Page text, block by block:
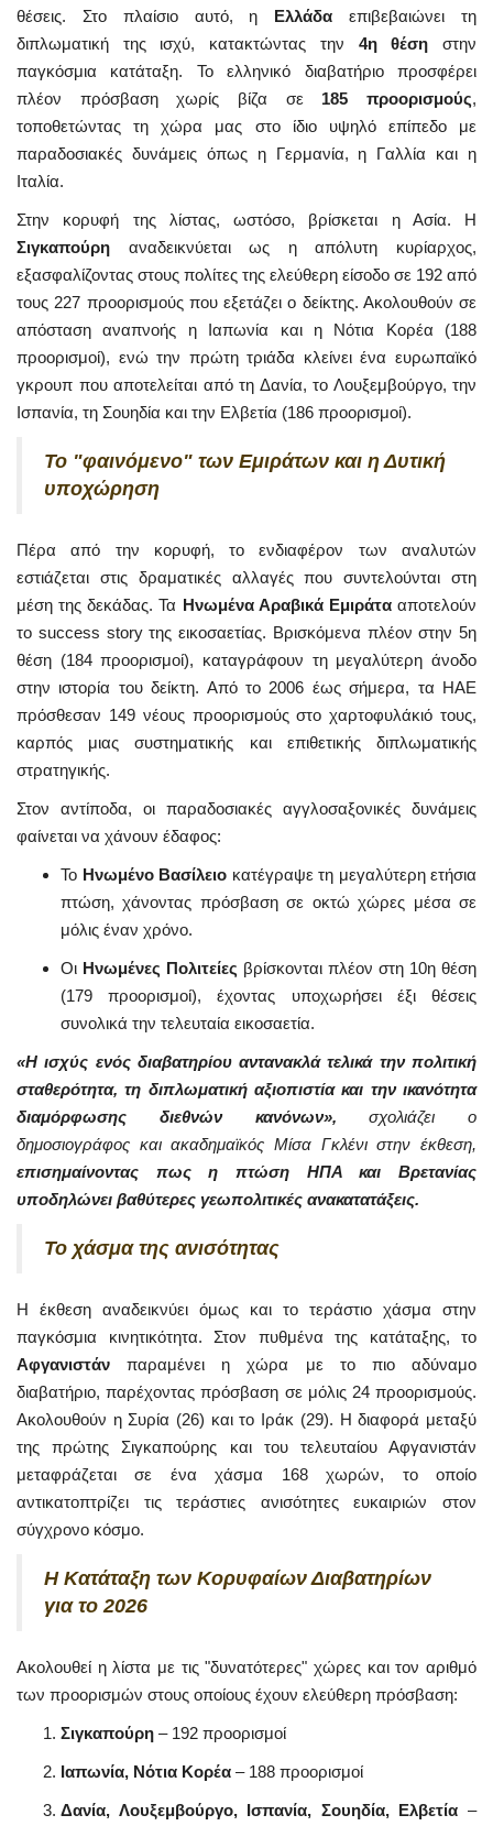
θέσεις. Στο πλαίσιο αυτό, η Ελλάδα επιβεβαιώνει τη
διπλωματική της ισχύ, κατακτώντας την 4η θέση στην
παγκόσμια κατάταξη. Το ελληνικό διαβατήριο προσφέρει
πλέον πρόσβαση χωρίς βίζα σε 185 προορισμούς,
τοποθετώντας τη χώρα μας στο ίδιο υψηλό επίπεδο με
παραδοσιακές δυνάμεις όπως η Γερμανία, η Γαλλία και η
Ιταλία.
Στην κορυφή της λίστας, ωστόσο, βρίσκεται η Ασία. Η
Σιγκαπούρη αναδεικνύεται ως η απόλυτη κυρίαρχος,
εξασφαλίζοντας στους πολίτες της ελεύθερη είσοδο σε 192 από
τους 227 προορισμούς που εξετάζει ο δείκτης. Ακολουθούν σε
απόσταση αναπνοής η Ιαπωνία και η Νότια Κορέα (188
προορισμοί), ενώ την πρώτη τριάδα κλείνει ένα ευρωπαϊκό
γκρουπ που αποτελείται από τη Δανία, το Λουξεμβούργο, την
Ισπανία, τη Σουηδία και την Ελβετία (186 προορισμοί).
Το "φαινόμενο" των Εμιράτων και η Δυτική
υποχώρηση
Πέρα από την κορυφή, το ενδιαφέρον των αναλυτών
εστιάζεται στις δραματικές αλλαγές που συντελούνται στη
μέση της δεκάδας. Τα Ηνωμένα Αραβικά Εμιράτααποτελούν
το success story της εικοσαετίας. Βρισκόμενα πλέον στην 5η
θέση (184 προορισμοί), καταγράφουν τη μεγαλύτερη άνοδο
στην ιστορία του δείκτη. Από το 2006 έως σήμερα, τα ΗΑΕ
πρόσθεσαν 149 νέους προορισμούς στο χαρτοφυλάκιό τους,
καρπός μιας συστηματικής και επιθετικής διπλωματικής
στρατηγικής.
Στον αντίποδα, οι παραδοσιακές αγγλοσαξονικές δυνάμεις
φαίνεται να χάνουν έδαφος:
Το Ηνωμένο Βασίλειο κατέγραψε τη μεγαλύτερη ετήσια
πτώση, χάνοντας πρόσβαση σε οκτώ χώρες μέσα σε
μόλις έναν χρόνο.
Οι Ηνωμένες Πολιτείες βρίσκονται πλέον στη 10η θέση
(179 προορισμοί), έχοντας υποχωρήσει έξι θέσεις
συνολικά την τελευταία εικοσαετία.
«Η ισχύς ενός διαβατηρίου αντανακλά τελικά την πολιτική
σταθερότητα, τη διπλωματική αξιοπιστία και την ικανότητα
διαμόρφωσης διεθνών κανόνων»,σχολιάζει ο
δημοσιογράφος και ακαδημαϊκός Μίσα Γκλένι στην έκθεση,
επισημαίνοντας πως η πτώση ΗΠΑ και Βρετανίας
υποδηλώνει βαθύτερες γεωπολιτικές ανακατατάξεις.
Το χάσμα της ανισότητας
Η έκθεση αναδεικνύει όμως και το τεράστιο χάσμα στην
παγκόσμια κινητικότητα. Στον πυθμένα της κατάταξης, το
Αφγανιστάν παραμένει η χώρα με το πιο αδύναμο
διαβατήριο, παρέχοντας πρόσβαση σε μόλις 24 προορισμούς.
Ακολουθούν η Συρία (26) και το Ιράκ (29). Η διαφορά μεταξύ
της πρώτης Σιγκαπούρης και του τελευταίου Αφγανιστάν
μεταφράζεται σε ένα χάσμα 168 χωρών, το οποίο
αντικατοπτρίζει τις τεράστιες ανισότητες ευκαιριών στον
σύγχρονο κόσμο.
Η Κατάταξη των Κορυφαίων Διαβατηρίων
για το 2026
Ακολουθεί η λίστα με τις "δυνατότερες" χώρες και τον αριθμό
των προορισμών στους οποίους έχουν ελεύθερη πρόσβαση:
Σιγκαπούρη – 192 προορισμοί
Ιαπωνία, Νότια Κορέα – 188 προορισμοί
Δανία, Λουξεμβούργο, Ισπανία, Σουηδία, Ελβετία –